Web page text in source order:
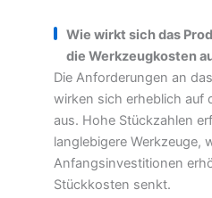
Wie wirkt sich das
die Werkzeugkosten
Die Anforderungen an
wirken sich erheblich auf
aus. Hohe Stückzahlen
langlebigere Werkzeuge,
Anfangsinvestitionen
Stückkosten senkt.